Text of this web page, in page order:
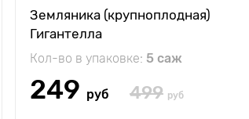
Земляника (крупноплодная)
Гигантелла
Кол-во в упаковке: 5 саж
249 руб 499 руб